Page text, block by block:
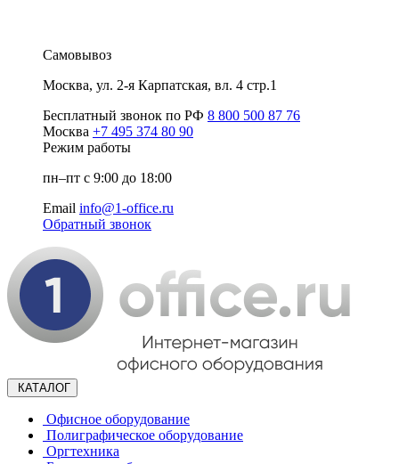
Самовывоз
Москва, ул. 2-я Карпатская, вл. 4 стр.1
Бесплатный звонок по РФ 8 800 500 87 76
Москва +7 495 374 80 90
Режим работы
пн–пт с 9:00 до 18:00
Email info@1-office.ru
Обратный звонок
КАТАЛОГ
Офисное оборудование
Полиграфическое оборудование
Оргтехника